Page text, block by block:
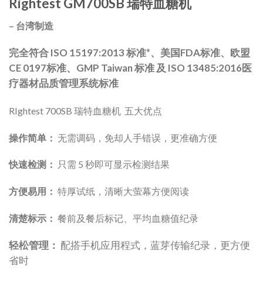
Rightest GM700SB 瑞特血糖机
– 台湾制造
完全符合 ISO 15197:2013 标准*、美国FDA标准、欧盟
CE 0197标准、GMP Taiwan 标准 及 ISO 13485:2016医
疗器材品质管理系统标准
RIghtest 700SB 瑞特血糖机 五大优点
操作简单： 无需调码，免却人手错误，更准确方便
快速检测： 只需 5 秒即可显示检测结果
方便易用： 特厚试纸，清晰大萤幕方便阅读
清楚标示： 餐前及餐后标记、平均血糖值纪录
轻松管理： 配搭手机应用程式， 蓝芽传输纪录，更方便
省时